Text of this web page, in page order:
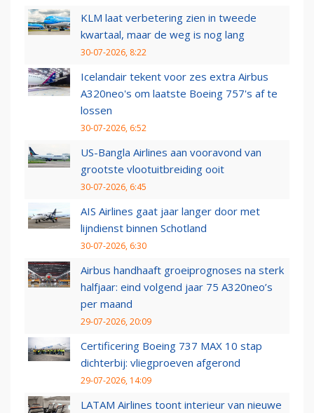
KLM laat verbetering zien in tweede
kwartaal, maar de weg is nog lang
30-07-2026, 8:22
Icelandair tekent voor zes extra Airbus
A320neo's om laatste Boeing 757's af te
lossen
30-07-2026, 6:52
US-Bangla Airlines aan vooravond van
grootste vlootuitbreiding ooit
30-07-2026, 6:45
AIS Airlines gaat jaar langer door met
lijndienst binnen Schotland
30-07-2026, 6:30
Airbus handhaaft groeiprognoses na sterk
halfjaar: eind volgend jaar 75 A320neo’s
per maand
29-07-2026, 20:09
Certificering Boeing 737 MAX 10 stap
dichterbij: vliegproeven afgerond
29-07-2026, 14:09
LATAM Airlines toont interieur van nieuwe